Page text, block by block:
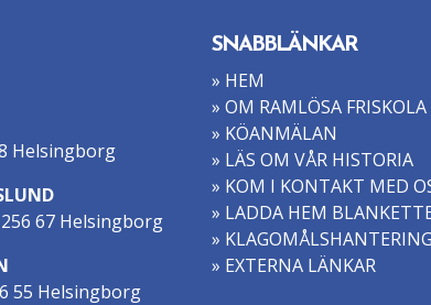
Helsingborg
67 Helsingborg
55 Helsingborg
SNABBLÄNKAR
» HEM
» OM RAMLÖSA FRISKOLA
» KÖANMÄLAN
» LÄS OM VÅR HISTORIA
» KOM I KONTAKT MED
» LADDA HEM
» KLAGOMÅLSHANTERING
» EXTERNA LÄNKAR